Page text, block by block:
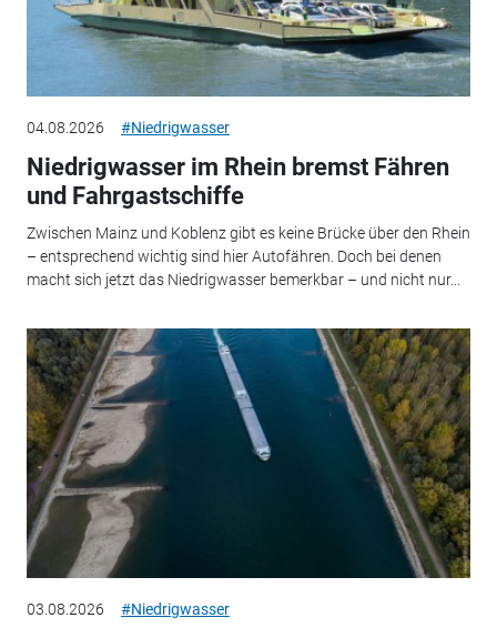
04.08.2026 #Niedrigwasser
Niedrigwasser im Rhein bremst Fähren
und Fahrgastschiffe
Zwischen Mainz und Koblenz gibt es keine Brücke über den Rhein
– entsprechend wichtig sind hier Autofähren. Doch bei denen
macht sich jetzt das Niedrigwasser bemerkbar – und nicht nur...
03.08.2026 #Niedrigwasser